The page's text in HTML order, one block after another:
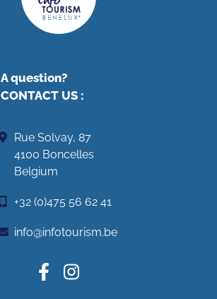
A question?
CONTACT US:
Rue Solvay, 87
4100 Boncelles
Belgium
+32 (0)475 56 62 41
info@infotourism.be